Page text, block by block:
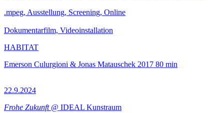
.mpeg, Ausstellung, Screening, Online
Dokumentarfilm, Videoinstallation
HABITAT
Emerson Culurgioni & Jonas Matauschek 2017 80 min
22.9.2024
Frohe Zukunft@ IDEAL Kunstraum